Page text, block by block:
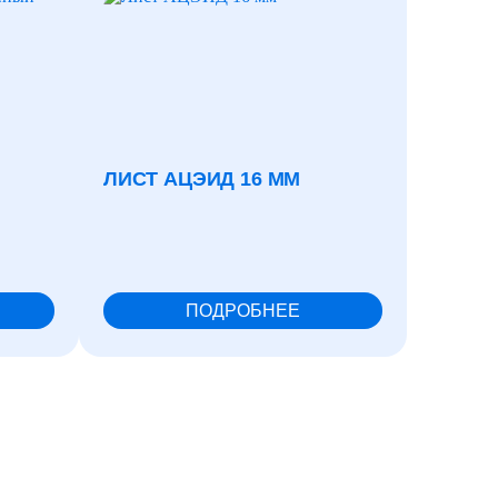
ЛИСТ АЦЭИД 16 ММ
ПОДРОБНЕЕ